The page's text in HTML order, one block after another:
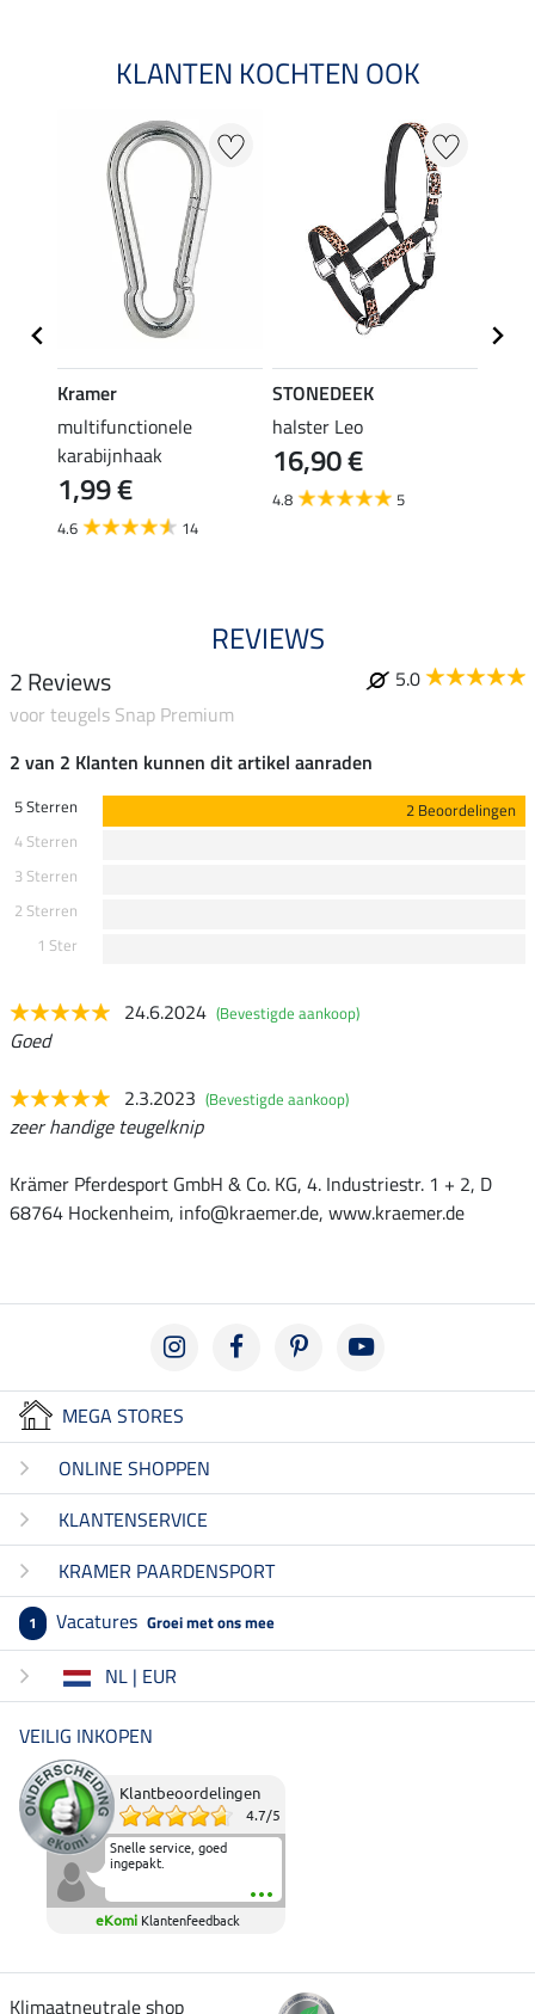
KLANTEN KOCHTEN OOK
Kramer
multifunctionele
karabijnhaak
1,99 €
4.6 14
STONEDEEK
halster Leo
16,90 €
4.8 5
REVIEWS
2 Reviews
5.0
voor teugels Snap Premium
2 van 2 Klanten kunnen dit artikel aanraden
5 Sterren
2 Beoordelingen
4 Sterren
3 Sterren
2 Sterren
1 Ster
24.6.2024 (Bevestigde aankoop)
Goed
2.3.2023 (Bevestigde aankoop)
zeer handige teugelknip
Krämer Pferdesport GmbH & Co. KG, 4. Industriestr. 1 + 2, D
68764 Hockenheim, info@kraemer.de, www.kraemer.de
MEGA STORES
ONLINE SHOPPEN
KLANTENSERVICE
KRAMER PAARDENSPORT
1 Vacatures Groei met ons mee
NL | EUR
VEILIG INKOPEN
Klantbeoordelingen
4.7/5
Snelle service, goed
ingepakt.
eKomi Klantenfeedback
Klimaatneutrale shop